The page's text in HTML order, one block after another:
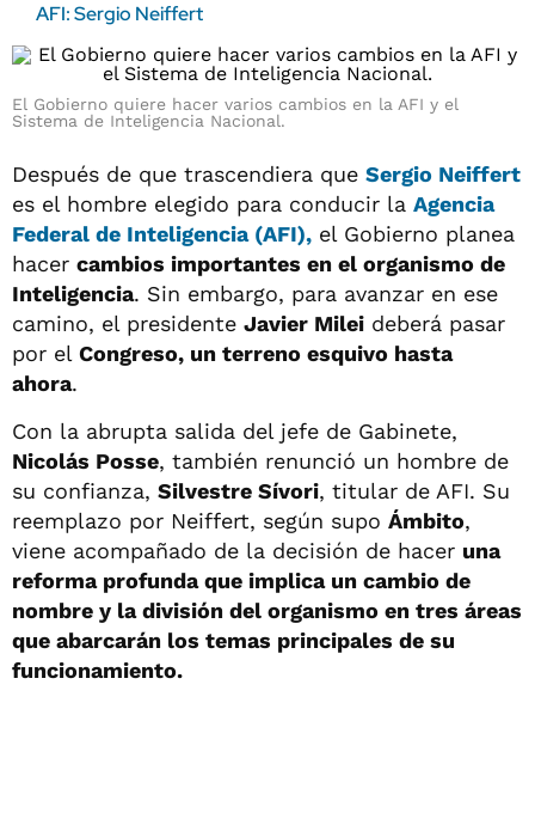
AFI: Sergio Neiffert
El Gobierno quiere hacer varios cambios en la AFI y el
Sistema de Inteligencia Nacional.
Después de que trascendiera que Sergio Neiffert
es el hombre elegido para conducir la Agencia
Federal de Inteligencia (AFI), el Gobierno planea
hacer cambios importantes en el organismo de
Inteligencia. Sin embargo, para avanzar en ese
camino, el presidente Javier Milei deberá pasar
por el Congreso, un terreno esquivo hasta
ahora.
Con la abrupta salida del jefe de Gabinete,
Nicolás Posse, también renunció un hombre de
su confianza, Silvestre Sívori, titular de AFI. Su
reemplazo por Neiffert, según supo Ámbito,
viene acompañado de la decisión de hacer una
reforma profunda que implica un cambio de
nombre y la división del organismo en tres áreas
que abarcarán los temas principales de su
funcionamiento.